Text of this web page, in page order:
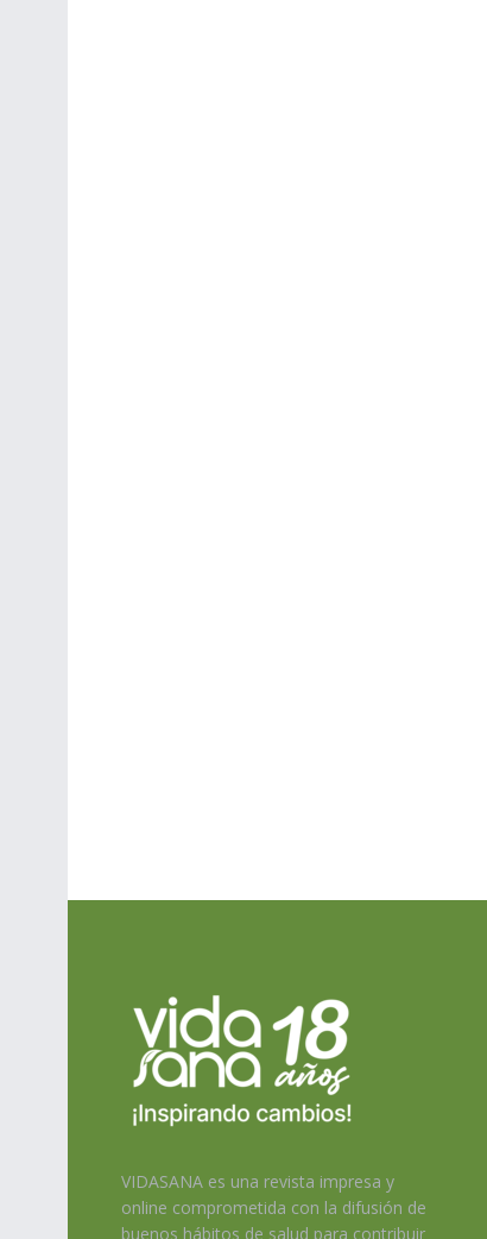
VIDASANA es una revista impresa y
online comprometida con la difusión de
buenos hábitos de salud para contribuir